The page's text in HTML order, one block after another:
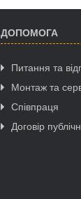
ДОПОМОГА
Питання та
Монтаж та
Співпраця
Договір